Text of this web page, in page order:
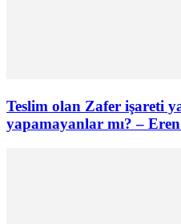
Teslim olan Zafer işareti
yapamayanlar mı? – Eren